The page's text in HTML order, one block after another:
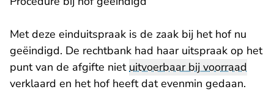
Met deze einduitspraak is de zaak bij het hof nu
geëindigd. De rechtbank had haar uitspraak op het
punt van de afgifte nietuitvoerbaar bij voorraad
verklaard en het hof heeft dat evenmin gedaan.